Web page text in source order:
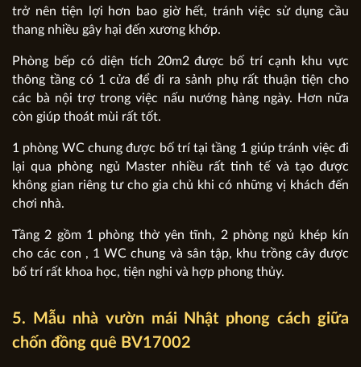
trở nên tiện lợi hơn bao giờ hết, tránh việc sử dụng cầu
thang nhiều gây hại đến xương khớp.
Phòng bếp có diện tích 20m2 được bố trí cạnh khu vực
thông tầng có 1 cửa để đi ra sảnh phụ rất thuận tiện cho
các bà nội trợ trong việc nấu nướng hàng ngày. Hơn nữa
còn giúp thoát mùi rất tốt.
1 phòng WC chung được bố trí tại tầng 1 giúp tránh việc đi
lại qua phòng ngủ Master nhiều rất tinh tế và tạo được
không gian riêng tư cho gia chủ khi có những vị khách đến
chơi nhà.
Tầng 2 gồm 1 phòng thờ yên tĩnh, 2 phòng ngủ khép kín
cho các con , 1 WC chung và sân tập, khu trồng cây được
bố trí rất khoa học, tiện nghi và hợp phong thủy.
5. Mẫu nhà vườn mái Nhật phong cách giữa
chốn đồng quê BV17002